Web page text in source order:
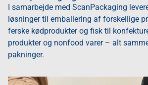
I samarbejde med ScanPackaging
løsninger til emballering af forskellige
ferske kødprodukter og fisk til
produkter og nonfood varer – alt
pakninger.